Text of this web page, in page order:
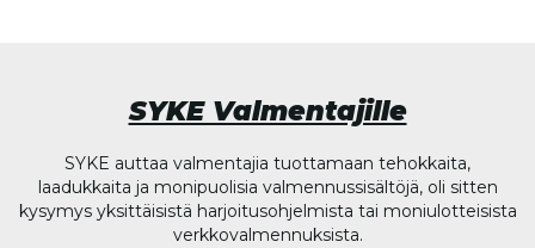
SYKE Valmentajille
SYKE auttaa valmentajia tuottamaan tehokkaita,
laadukkaita ja monipuolisia valmennussisältöjä, oli sitten
kysymys yksittäisistä harjoitusohjelmista tai moniulotteisista
verkkovalmennuksista.